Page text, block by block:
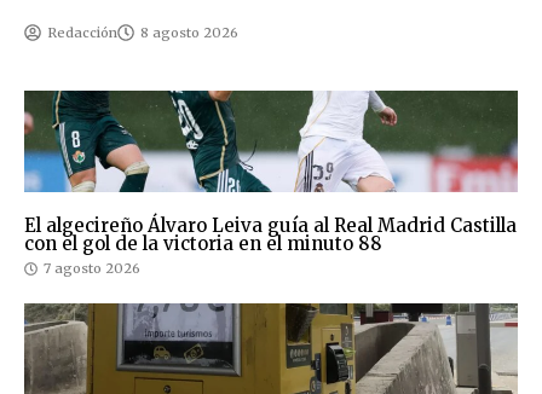
Redacción 8 agosto 2026
El algecireño Álvaro Leiva guía al Real Madrid Castilla
con el gol de la victoria en el minuto 88
7 agosto 2026